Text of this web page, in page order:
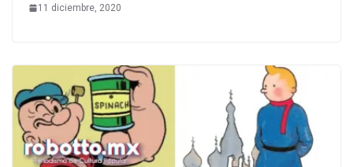
11 diciembre, 2020